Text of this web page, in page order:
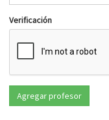
Verificación